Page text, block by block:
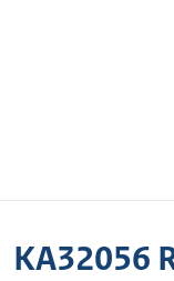
KA32056